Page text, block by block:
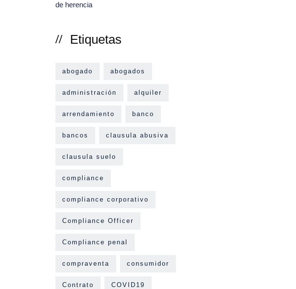
Etiquetas
abogado abogados
administración alquiler
arrendamiento banco
bancos clausula abusiva
clausula suelo
compliance
compliance corporativo
Compliance Officer
Compliance penal
compraventa consumidor
Contrato COVID19